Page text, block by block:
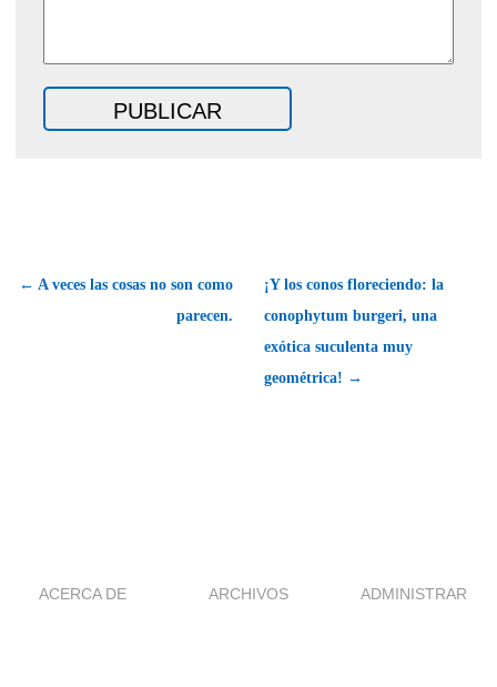
← A veces las cosas no son como
parecen.
¡Y los conos floreciendo: la
conophytum burgeri, una
exótica suculenta muy
geométrica! →
ACERCA DE ARCHIVOS ADMINISTRAR